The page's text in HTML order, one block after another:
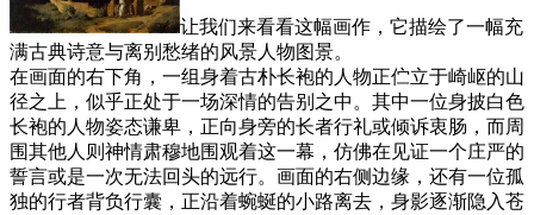
让我们来看看这幅画作，它描绘了一幅充
满古典诗意与离别愁绪的风景人物图景。
在画面的右下角，一组身着古朴长袍的人物正伫立于崎岖的山
径之上，似乎正处于一场深情的告别之中。其中一位身披白色
长袍的人物姿态谦卑，正向身旁的长者行礼或倾诉衷肠，而周
围其他人则神情肃穆地围观着这一幕，仿佛在见证一个庄严的
誓言或是一次无法回头的远行。画面的右侧边缘，还有一位孤
独的行者背负行囊，正沿着蜿蜒的小路离去，身影逐渐隐入苍